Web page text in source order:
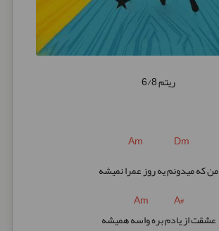
ریتم 6/8
Am Dm
من که میدونم یه روز عمرا نمیشه
Am A#
عشقت از یادم بره واسه همیشه